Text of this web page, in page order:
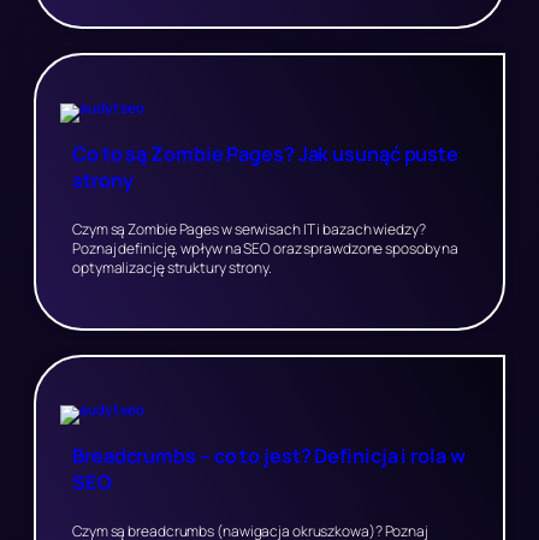
Co to są Zombie Pages? Jak usunąć puste
strony
Czym są Zombie Pages w serwisach IT i bazach wiedzy?
Poznaj definicję, wpływ na SEO oraz sprawdzone sposoby na
optymalizację struktury strony.
Breadcrumbs – co to jest? Definicja i rola w
SEO
Czym są breadcrumbs (nawigacja okruszkowa)? Poznaj